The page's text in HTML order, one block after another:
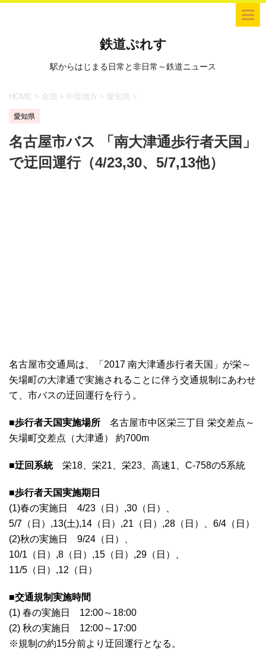
鉄道ぷれす
駅からはじまる日常と非日常～鉄道ニュース
HOME > 全国 > 中部地方 > 愛知県 >
愛知県
名古屋市バス 「南大津通歩行者天国」
で迂回運行（4/23,30、5/7,13他）
名古屋市交通局は、「2017 南大津通歩行者天国」が栄～
矢場町の大津通で実施されることに伴う交通規制にあわせ
て、市バスの迂回運行を行う。
■歩行者天国実施場所 名古屋市中区栄三丁目 栄交差点～
矢場町交差点（大津通） 約700m
■迂回系統栄18、栄21、栄23、高速1、C-758の5系統
■歩行者天国実施期日
(1)春の実施日 4/23（日）,30（日）、
5/7（日）,13(土),14（日）,21（日）,28（日）、6/4（日）
(2)秋の実施日 9/24（日）、
10/1（日）,8（日）,15（日）,29（日）、
11/5（日）,12（日）
■交通規制実施時間
(1) 春の実施日 12:00～18:00
(2) 秋の実施日 12:00～17:00
※規制の約15分前より迂回運行となる。